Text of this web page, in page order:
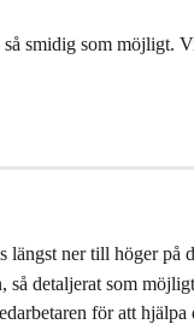
smidig som möjligt.
ner till höger på
så detaljerat som
för att hjälpa